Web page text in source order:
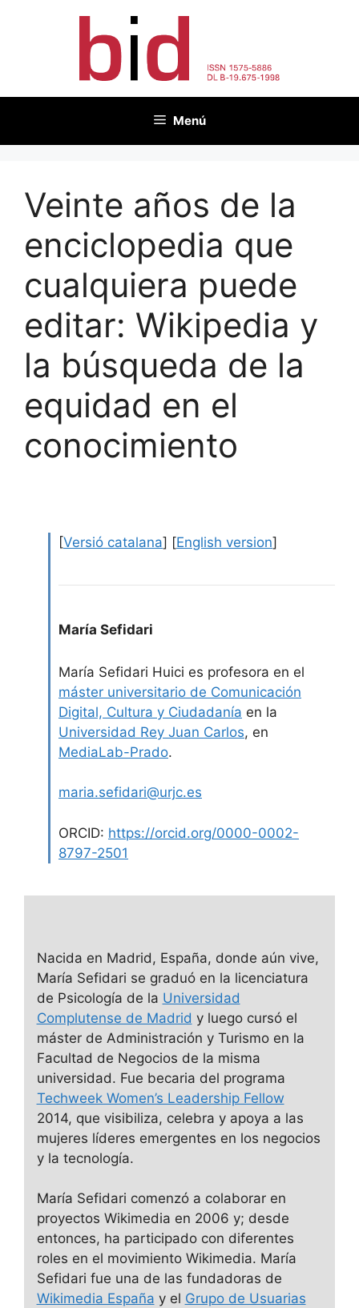
Menú
Veinte años de la
enciclopedia que
cualquiera puede
editar: Wikipedia y
la búsqueda de la
equidad en el
conocimiento
[Versió catalana] [English version]
María Sefidari
María Sefidari Huici es profesora en el
máster universitario de Comunicación
Digital, Cultura y Ciudadanía en la
Universidad Rey Juan Carlos, en
MediaLab-Prado.
maria.sefidari@urjc.es
ORCID: https://orcid.org/0000-0002-
8797-2501
Nacida en Madrid, España, donde aún vive,
María Sefidari se graduó en la licenciatura
de Psicología de la Universidad
Complutense de Madrid y luego cursó el
máster de Administración y Turismo en la
Facultad de Negocios de la misma
universidad. Fue becaria del programa
Techweek Women’s Leadership Fellow
2014, que visibiliza, celebra y apoya a las
mujeres líderes emergentes en los negocios
y la tecnología.
María Sefidari comenzó a colaborar en
proyectos Wikimedia en 2006 y; desde
entonces, ha participado con diferentes
roles en el movimiento Wikimedia. María
Sefidari fue una de las fundadoras de
Wikimedia España y el Grupo de Usuarias